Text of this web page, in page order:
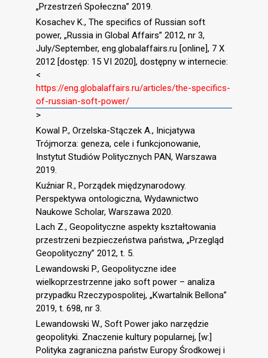
„Przestrzeń Społeczna” 2019.
Kosachev K., The specifics of Russian soft
power, „Russia in Global Affairs” 2012, nr 3,
July/September, eng.globalaffairs.ru [online], 7 X
2012 [dostęp: 15 VI 2020], dostępny w internecie:
<
https://eng.globalaffairs.ru/articles/the-specifics-
of-russian-soft-power/
>
Kowal P., Orzelska-Stączek A., Inicjatywa
Trójmorza: geneza, cele i funkcjonowanie,
Instytut Studiów Politycznych PAN, Warszawa
2019.
Kuźniar R., Porządek międzynarodowy.
Perspektywa ontologiczna, Wydawnictwo
Naukowe Scholar, Warszawa 2020.
Lach Z., Geopolityczne aspekty kształtowania
przestrzeni bezpieczeństwa państwa, „Przegląd
Geopolityczny” 2012, t. 5.
Lewandowski P., Geopolityczne idee
wielkoprzestrzenne jako soft power – analiza
przypadku Rzeczypospolitej, „Kwartalnik Bellona”
2019, t. 698, nr 3.
Lewandowski W., Soft Power jako narzędzie
geopolityki. Znaczenie kultury popularnej, [w:]
Polityka zagraniczna państw Europy Środkowej i